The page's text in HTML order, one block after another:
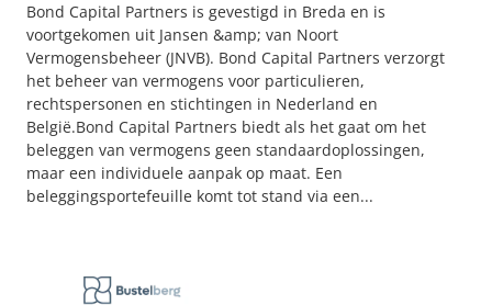
Bond Capital Partners is gevestigd in Breda en is
voortgekomen uit Jansen &amp; van Noort
Vermogensbeheer (JNVB). Bond Capital Partners verzorgt
het beheer van vermogens voor particulieren,
rechtspersonen en stichtingen in Nederland en
België.Bond Capital Partners biedt als het gaat om het
beleggen van vermogens geen standaardoplossingen,
maar een individuele aanpak op maat. Een
beleggingsportefeuille komt tot stand via een...